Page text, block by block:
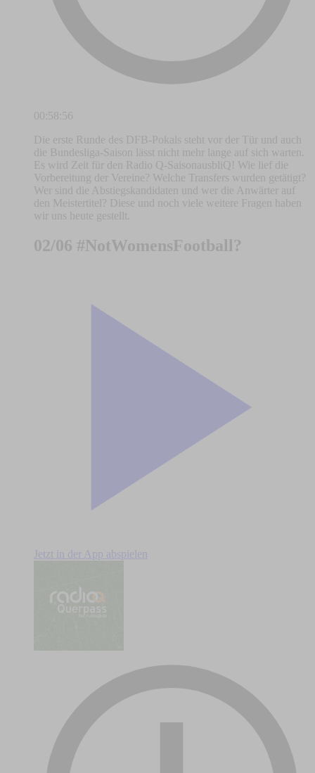
00:58:56
Die erste Runde des DFB-Pokals steht vor der Tür und auch
die Bundesliga-Saison lässt nicht mehr lange auf sich warten.
Es wird Zeit für den Radio Q-SaisonausbliQ! Wie lief die
Vorbereitung der Vereine? Welche Transfers wurden getätigt?
Wer sind die Abstiegskandidaten und wer die Anwärter auf
den Meistertitel? Diese und noch viele weitere Fragen haben
wir uns heute gestellt.
02/06 #NotWomensFootball?
Jetzt in der App abspielen